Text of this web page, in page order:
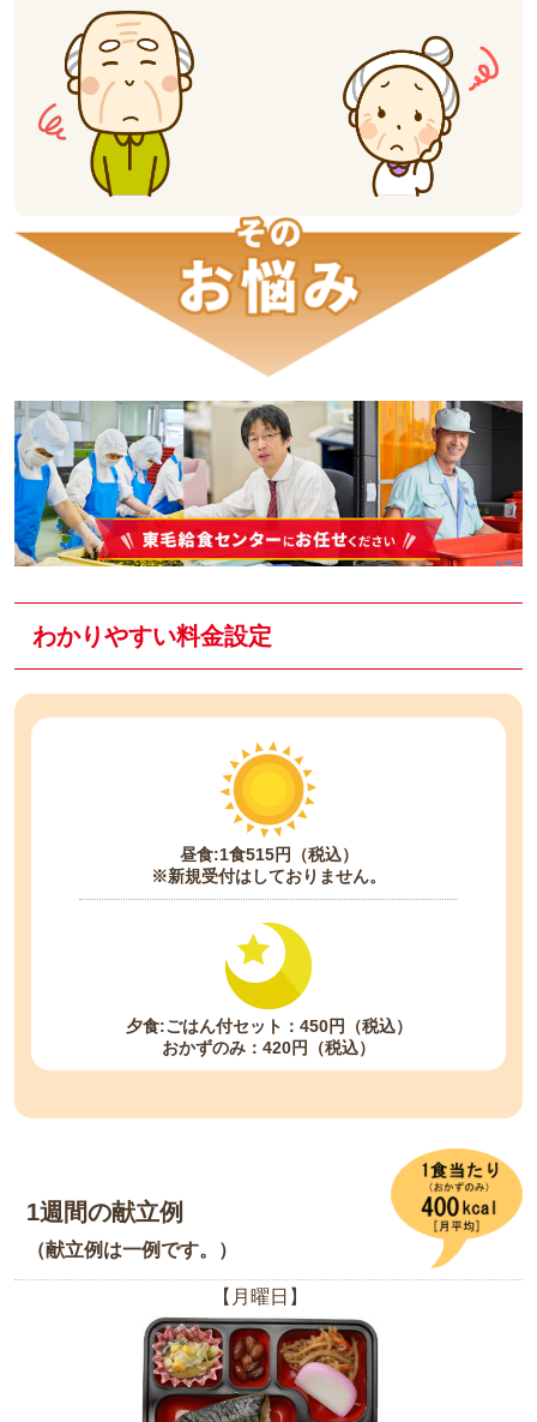
わかりやすい料金設定
昼食:1食515円（税込）
※新規受付はしておりません。
夕食:ごはん付セット：450円（税込）
おかずのみ：420円（税込）
1週間の献立例
（献立例は一例です。）
【月曜日】